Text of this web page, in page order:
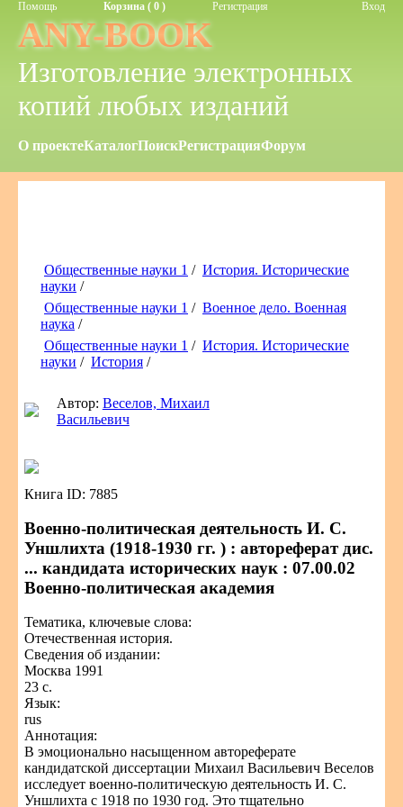
Помощь Корзина ( 0 ) Регистрация Вход
ANY-BOOK
Изготовление электронных
копий любых изданий
О проектеКаталогПоискРегистрацияФорум
Общественные науки 1 / История. Исторические
науки /
Общественные науки 1 / Военное дело. Военная
наука /
Общественные науки 1 / История. Исторические
науки / История /
Автор: Веселов, Михаил
Васильевич
Книга ID: 7885
Военно-политическая деятельность И. С.
Уншлихта (1918-1930 гг. ) : автореферат дис.
... кандидата исторических наук : 07.00.02
Военно-политическая академия
Тематика, ключевые слова:
Отечественная история.
Сведения об издании:
Москва 1991
23 с.
Язык:
rus
Аннотация:
В эмоционально насыщенном автореферате
кандидатской диссертации Михаил Васильевич Веселов
исследует военно-политическую деятельность И. С.
Уншлихта с 1918 по 1930 год. Это тщательно